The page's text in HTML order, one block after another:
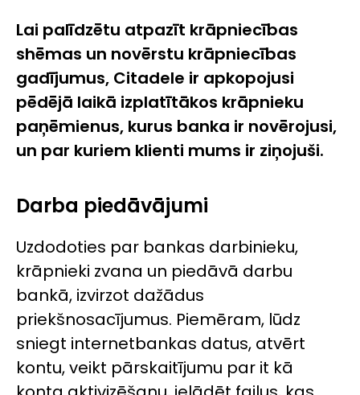
Lai palīdzētu atpazīt krāpniecības
shēmas un novērstu krāpniecības
gadījumus, Citadele ir apkopojusi
pēdējā laikā izplatītākos krāpnieku
paņēmienus, kurus banka ir novērojusi,
un par kuriem klienti mums ir ziņojuši.
Darba piedāvājumi
Uzdodoties par bankas darbinieku,
krāpnieki zvana un piedāvā darbu
bankā, izvirzot dažādus
priekšnosacījumus. Piemēram, lūdz
sniegt internetbankas datus, atvērt
kontu, veikt pārskaitījumu par it kā